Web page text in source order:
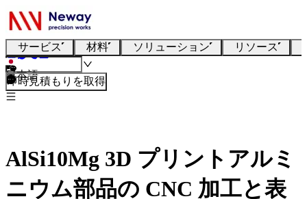
サービス 材料 ソリューション リソース
日本語
即時見積もりを取得
AlSi10Mg 3D プリントアルミ
ニウム部品の CNC 加工と表